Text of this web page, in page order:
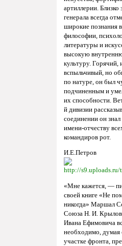
артиллерии. Близко
генерала всегда
широкие познания
философии,
литературы и
высокую
культуру. Горячий,
вспыльчивый, но
по натуре, он был
подчиненным и
их способности.
й дивизии
соединении он
имени-отчеству
командиров рот.
И.Е.Петров
«Мне кажется, —
своей книге «Не
никогда» Маршал
Союза Н. И.
Ивана Ефимовича
необходимо, думая
участке фронта,